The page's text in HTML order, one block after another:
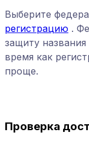
Выберите
регистрацию .
защиту
время как
проще.
Проверка